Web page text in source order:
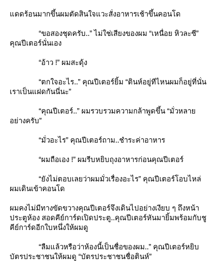
ดดร้อนมากขึ้นผมตัดสินใจแวะสั่งอาหารเช้าขึ้นคอนโด
“ขอสองชุดครับ..” ไม่ใช่เสียงของผม “เหนื่อย หิวละซี”
คุณปีเตอร์นั่นเอง
“อ้าว !” ผมสะดุ้ง
“ตกใจอะไร..” คุณปีเตอร์ยิ้ม “ตินห์อยู่ทีไหนผมก็อยู่ที่นั่น
เราเป็นแฝดกันนี่นะ”
“คุณปีเตอร์..” ผมรวบรวมความกล้าพูดขึ้น “มั่วหลา
อย่างครับ”
“มั่วอะไร” คุณปีเตอร์ถาม..ชำระค่าอาหาร
“ผมถือเอง !” ผมรีบหยิบถุงอาหารก่อนคุณปีเตอร์
“ยังไม่ตอบเลยว่าผมมั่วเรื่องอะไร” คุณปีเตอร์โอบไหล่
ผมเดินเข้าคอนโด
ผมคงไม่มีทางขัดขวางคุณปีเตอร์จึงเดินไปอย่างเงียบ ๆ ถึงหน้า
ประตูห้อง สอดคีย์การ์ดเปิดประตู..คุณปีเตอร์หันมายิ้มพร้อมกับชู
คีย์การ์ดอีกใบหนึ่งให้ผมดู
“ลืมแล้วหรือว่าห้องนี้เป็นชื่อของผม..” คุณปีเตอร์หยิบ
บัตรประชาชนให้ผมดู “บัตรประชาชนชื่อตินห์”